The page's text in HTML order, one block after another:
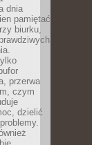
dnia
pamiętać
biurku,
przerwa
czym
dzielić